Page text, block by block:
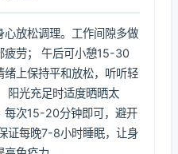
放松调理。工作间隙多做
疲劳； 午后可小憩15-30
上保持平和放松，听听轻
阳光充足时适度晒晒太
每次15-20分钟即可，避开
证每晚7-8小时睡眠，让身